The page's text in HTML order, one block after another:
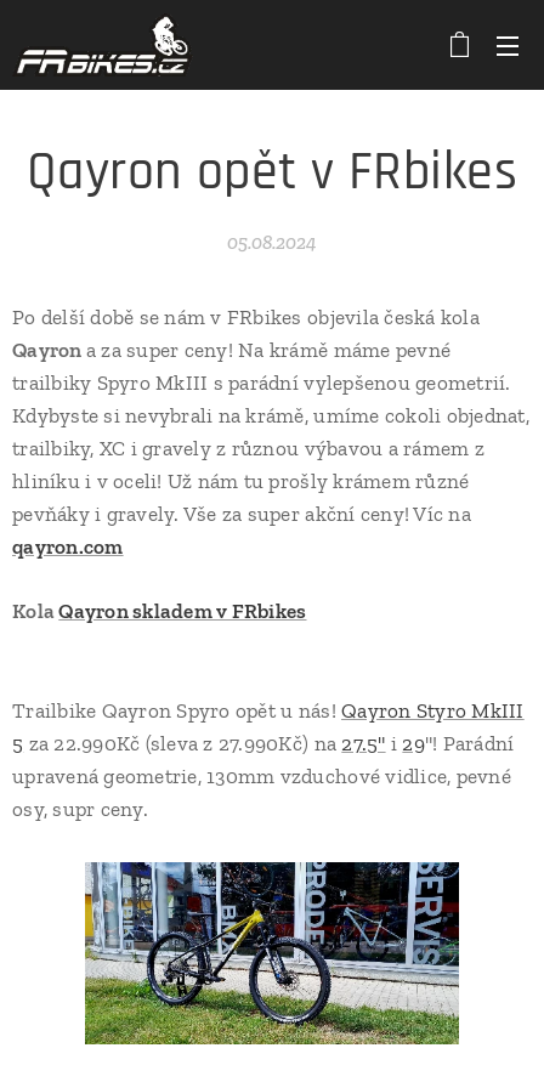
Qayron opět v FRbikes
05.08.2024
Po delší době se nám v FRbikes objevila česká kola
Qayron a za super ceny! Na krámě máme pevné
trailbiky Spyro MkIII s parádní vylepšenou geometrií.
Kdybyste si nevybrali na krámě, umíme cokoli objednat,
trailbiky, XC i gravely z různou výbavou a rámem z
hliníku i v oceli! Už nám tu prošly krámem různé
pevňáky i gravely. Vše za super akční ceny! Víc na
qayron.com
KolaQayron skladem v FRbikes
Trailbike Qayron Spyro opět u nás!Qayron Styro MkIII
5 za 22.990Kč (sleva z 27.990Kč) na 27.5" i 29"! Parádní
upravená geometrie, 130mm vzduchové vidlice, pevné
osy, supr ceny.